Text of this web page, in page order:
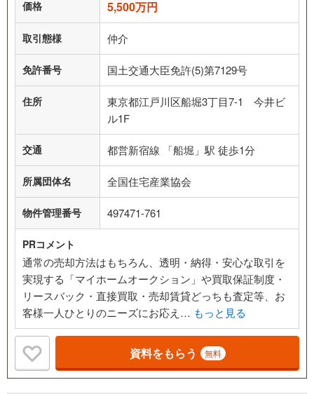
価格 5,500万円
取引態様 仲介
免許番号 国土交通大臣免許(5)第7129号
住所
東京都江戸川区船堀3丁目7-1 今井ビ
ル1F
交通 都営新宿線 「船堀」駅 徒歩1分
所属団体名 全国住宅産業協会
物件管理番号 497471-761
PRコメント
通常の売却方法はもちろん、透明・納得・安心な取引を
実現する「マイホームオークション」や買取保証制度・
リースバック・直接買取・売却賃貸どっちも査定等、お
客様一人ひとりのニーズにお応え… もっと見る
資料をもらう 無料